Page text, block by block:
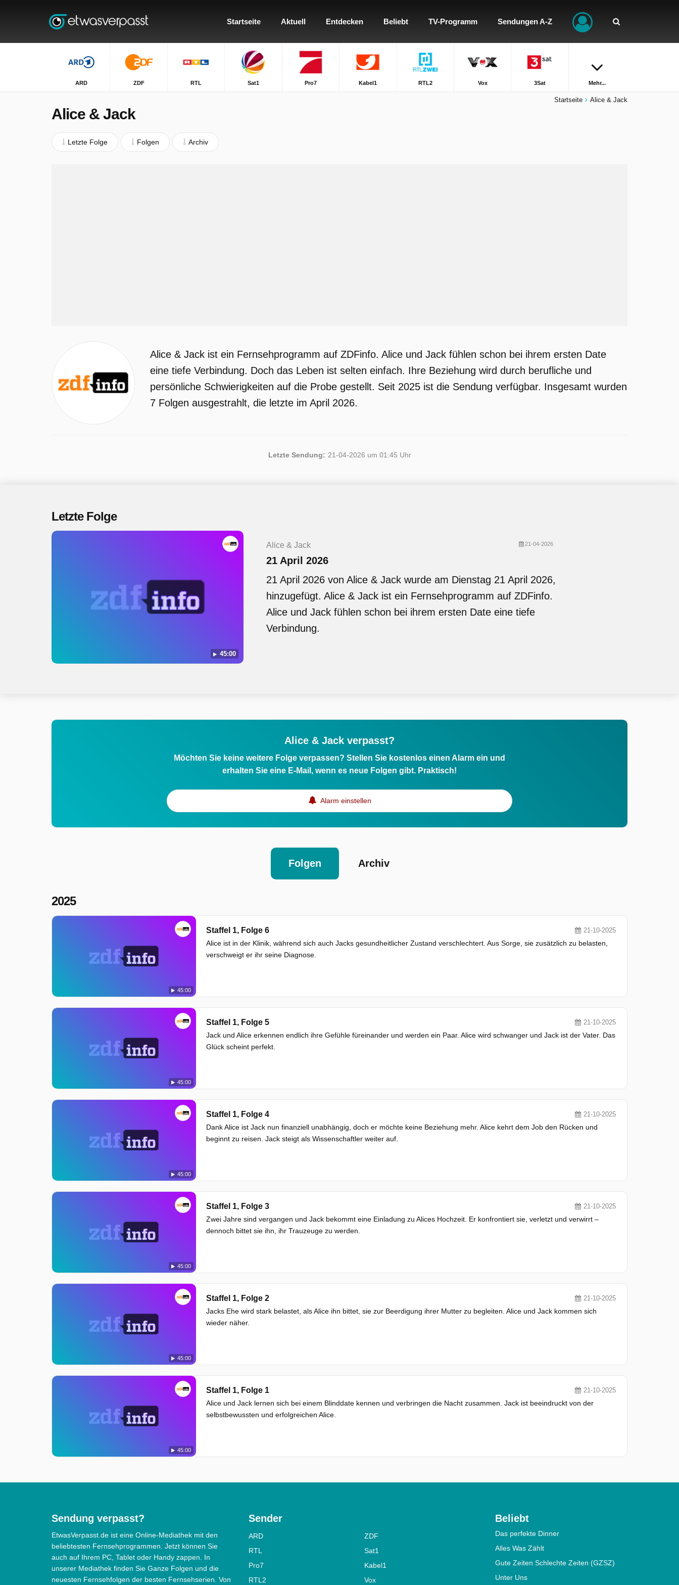
Startseite Aktuell Entdecken Beliebt TV-Programm Sendungen A-Z
ARD ZDF RTL Sat1 Pro7 Kabel1 RTL2 Vox 3Sat Mehr...
Startseite Alice & Jack
Alice & Jack
Letzte Folge Folgen Archiv
Alice & Jack ist ein Fernsehprogramm auf ZDFinfo. Alice und Jack fühlen schon bei ihrem ersten Date
eine tiefe Verbindung. Doch das Leben ist selten einfach. Ihre Beziehung wird durch berufliche und
persönliche Schwierigkeiten auf die Probe gestellt. Seit 2025 ist die Sendung verfügbar. Insgesamt wurden
7 Folgen ausgestrahlt, die letzte im April 2026.
Letzte Sendung: 21-04-2026 um 01:45 Uhr
Letzte Folge
45:00
Alice & Jack 21-04-2026
21 April 2026
21 April 2026 von Alice & Jack wurde am Dienstag 21 April 2026,
hinzugefügt. Alice & Jack ist ein Fernsehprogramm auf ZDFinfo.
Alice und Jack fühlen schon bei ihrem ersten Date eine tiefe
Verbindung.
Alice & Jack verpasst?
Möchten Sie keine weitere Folge verpassen? Stellen Sie kostenlos einen Alarm ein und
erhalten Sie eine E-Mail, wenn es neue Folgen gibt. Praktisch!
Alarm einstellen
Folgen Archiv
2025
45:00
Staffel 1, Folge 6 21-10-2025
Alice ist in der Klinik, während sich auch Jacks gesundheitlicher Zustand verschlechtert. Aus Sorge, sie zusätzlich zu belasten,
verschweigt er ihr seine Diagnose.
45:00
Staffel 1, Folge 5 21-10-2025
Jack und Alice erkennen endlich ihre Gefühle füreinander und werden ein Paar. Alice wird schwanger und Jack ist der Vater. Das
Glück scheint perfekt.
45:00
Staffel 1, Folge 4 21-10-2025
Dank Alice ist Jack nun finanziell unabhängig, doch er möchte keine Beziehung mehr. Alice kehrt dem Job den Rücken und
beginnt zu reisen. Jack steigt als Wissenschaftler weiter auf.
45:00
Staffel 1, Folge 3 21-10-2025
Zwei Jahre sind vergangen und Jack bekommt eine Einladung zu Alices Hochzeit. Er konfrontiert sie, verletzt und verwirrt –
dennoch bittet sie ihn, ihr Trauzeuge zu werden.
45:00
Staffel 1, Folge 2 21-10-2025
Jacks Ehe wird stark belastet, als Alice ihn bittet, sie zur Beerdigung ihrer Mutter zu begleiten. Alice und Jack kommen sich
wieder näher.
45:00
Staffel 1, Folge 1 21-10-2025
Alice und Jack lernen sich bei einem Blinddate kennen und verbringen die Nacht zusammen. Jack ist beeindruckt von der
selbstbewussten und erfolgreichen Alice.
Sendung verpasst?
EtwasVerpasst.de ist eine Online-Mediathek mit den
beliebtesten Fernsehprogrammen. Jetzt können Sie
auch auf Ihrem PC, Tablet oder Handy zappen. In
unserer Mediathek finden Sie Ganze Folgen und die
neuesten Fernsehfolgen der besten Fernsehserien. Von
Sender
ARD
ZDF
RTL
Sat1
Pro7
Kabel1
RTL2
Vox
Beliebt
Das perfekte Dinner
Alles Was Zählt
Gute Zeiten Schlechte Zeiten (GZSZ)
Unter Uns